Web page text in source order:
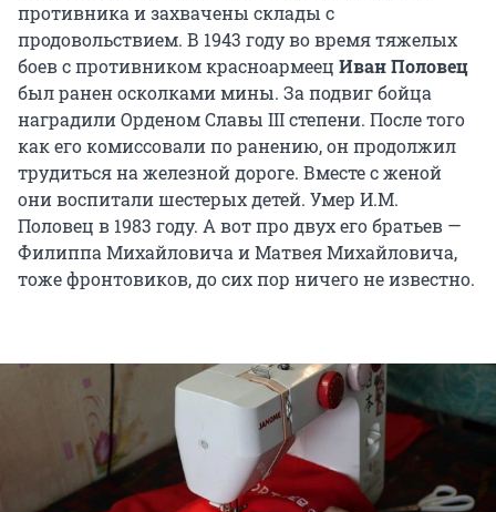
противника и захвачены склады с
продовольствием. В 1943 году во время тяжелых
боев с противником красноармеец Иван Половец
был ранен осколками мины. За подвиг бойца
наградили Орденом Славы III степени. После того
как его комиссовали по ранению, он продолжил
трудиться на железной дороге. Вместе с женой
они воспитали шестерых детей. Умер И.М.
Половец в 1983 году. А вот про двух его братьев —
Филиппа Михайловича и Матвея Михайловича,
тоже фронтовиков, до сих пор ничего не известно.